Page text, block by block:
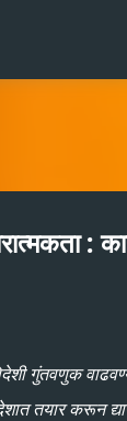
:
गुंतवणुक
तयार करून